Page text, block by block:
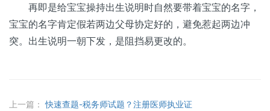
再即是给宝宝操持出生说明时自然要带着宝宝的名字，
宝宝的名字肯定假若两边父母协定好的，避免惹起两边冲
突。出生说明一朝下发，是阻挡易更改的。
上一篇： 快速查题-税务师试题？注册医师执业证